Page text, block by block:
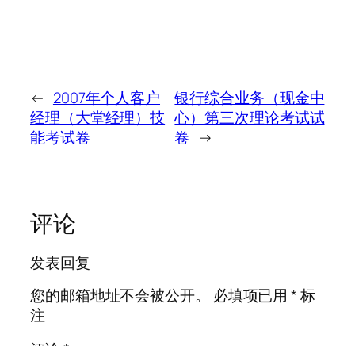
← 2007年个人客户
经理（大堂经理）技
能考试卷
银行综合业务（现金中
心）第三次理论考试试
卷 →
评论
发表回复
您的邮箱地址不会被公开。
必填项已用*标
注